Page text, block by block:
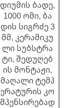
დიუმის ბადე,
1000 ომი, ბა
დის სიგრძე 3
მმ, კერამიკუ
ლი სუბსტრა
ტი, შედუღებ
ის მონტაჟი,
მაღალი ტემპ
ერატურის კო
მპენსირებად